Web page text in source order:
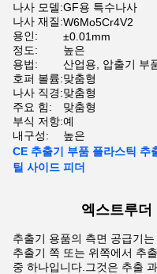
나사 모델:GF용 특수나사
나사 재질:W6Mo5Cr4V2
용인:
±0.01mm
정도:
높은
용법:
산업용, 압출기 부
호퍼 볼륨:맞춤형
나사 직경:맞춤형
주요 힘:
맞춤형
부식 저항:예
내구성:
높은
CE 추출기 부품 플라스틱 추
틸 사이드 피더
엑스트루더
추출기 용품의 측면 공급기
추출기 쪽 또는 위쪽에서 추
중 하나입니다.그것은 추출